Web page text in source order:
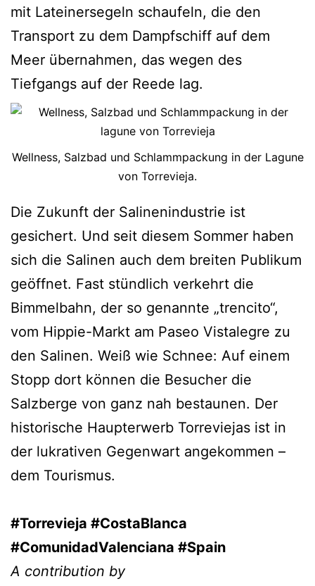
mit Lateinersegeln schaufeln, die den
Transport zu dem Dampfschiff auf dem
Meer übernahmen, das wegen des
Tiefgangs auf der Reede lag.
Wellness, Salzbad und Schlammpackung in der Lagune
von Torrevieja.
Die Zukunft der Salinenindustrie ist
gesichert. Und seit diesem Sommer haben
sich die Salinen auch dem breiten Publikum
geöffnet. Fast stündlich verkehrt die
Bimmelbahn, der so genannte „trencito“,
vom Hippie-Markt am Paseo Vistalegre zu
den Salinen. Weiß wie Schnee: Auf einem
Stopp dort können die Besucher die
Salzberge von ganz nah bestaunen. Der
historische Haupterwerb Torreviejas ist in
der lukrativen Gegenwart angekommen –
dem Tourismus.
#Torrevieja #CostaBlanca
#ComunidadValenciana #Spain
A contribution by